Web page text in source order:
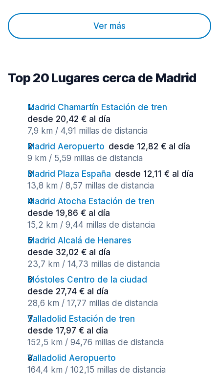
Ver más
Top 20 Lugares cerca de Madrid
Madrid Chamartín Estación de tren
desde 20,42 € al día
7,9 km / 4,91 millas de distancia
Madrid Aeropuerto desde 12,82 € al día
9 km / 5,59 millas de distancia
Madrid Plaza España desde 12,11 € al día
13,8 km / 8,57 millas de distancia
Madrid Atocha Estación de tren
desde 19,86 € al día
15,2 km / 9,44 millas de distancia
Madrid Alcalá de Henares
desde 32,02 € al día
23,7 km / 14,73 millas de distancia
Móstoles Centro de la ciudad
desde 27,74 € al día
28,6 km / 17,77 millas de distancia
Valladolid Estación de tren
desde 17,97 € al día
152,5 km / 94,76 millas de distancia
Valladolid Aeropuerto
164,4 km / 102,15 millas de distancia